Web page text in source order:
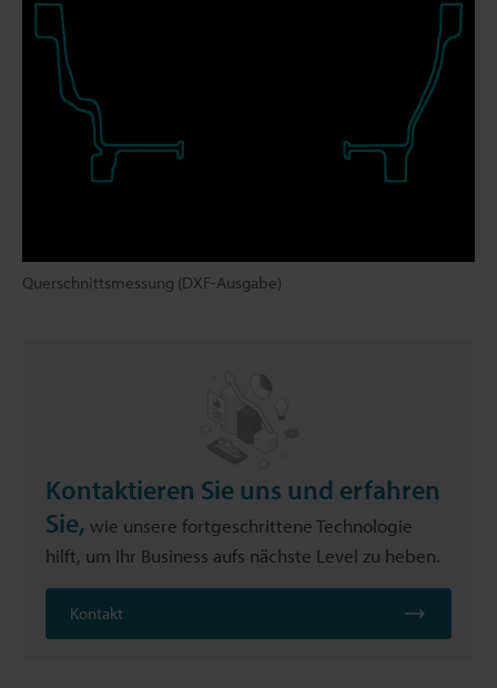
Querschnittsmessung (DXF-Ausgabe)
Kontaktieren Sie uns und erfahren
Sie, wie unsere fortgeschrittene Technologie
hilft, um Ihr Business aufs nächste Level zu heben.
Kontakt